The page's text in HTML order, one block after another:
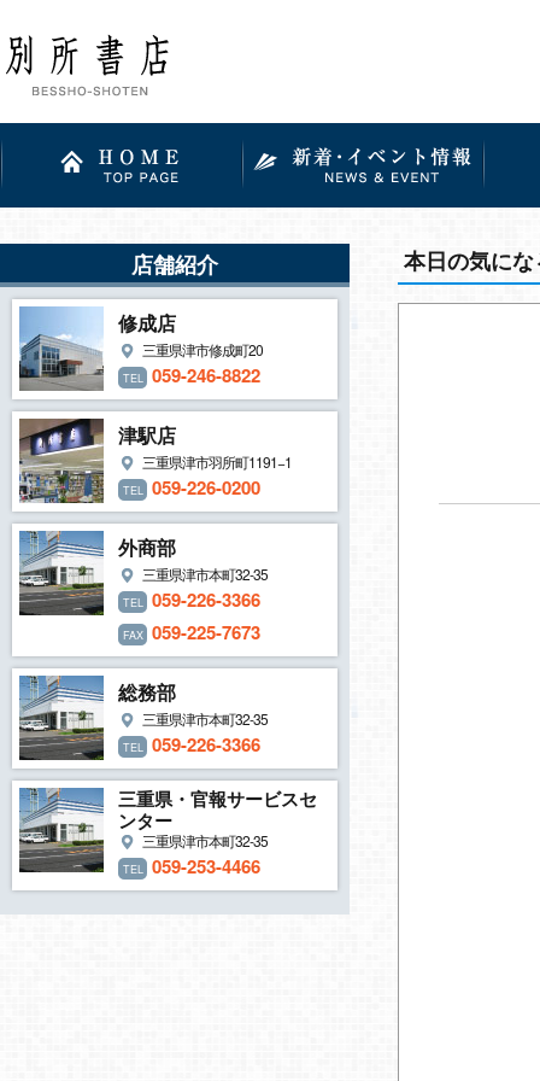
店舗紹介
修成店
三重県津市修成町20
TEL 059-246-8822
津駅店
三重県津市羽所町1191−1
TEL 059-226-0200
外商部
三重県津市本町32-35
TEL 059-226-3366
FAX 059-225-7673
総務部
三重県津市本町32-35
TEL 059-226-3366
三重県・官報サービスセ
ンター
三重県津市本町32-35
TEL 059-253-4466
本日の気に